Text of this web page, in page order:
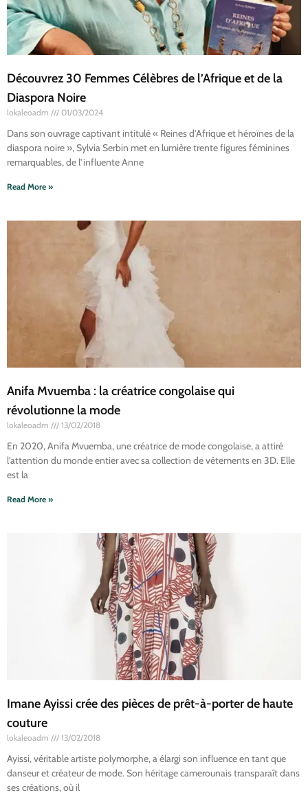
Découvrez 30 Femmes Célèbres de l’Afrique et de la
Diaspora Noire
lokaleoadm 01/03/2024
Dans son ouvrage captivant intitulé « Reines d’Afrique et héroïnes de la
diaspora noire », Sylvia Serbin met en lumière trente figures féminines
remarquables, de l’influente Anne
Read More »
Anifa Mvuemba : la créatrice congolaise qui
révolutionne la mode
lokaleoadm 13/02/2018
En 2020, Anifa Mvuemba, une créatrice de mode congolaise, a attiré
l’attention du monde entier avec sa collection de vêtements en 3D. Elle
est la
Read More »
Imane Ayissi crée des pièces de prêt-à-porter de haute
couture
lokaleoadm 13/02/2018
Ayissi, véritable artiste polymorphe, a élargi son influence en tant que
danseur et créateur de mode. Son héritage camerounais transparaît dans
ses créations, où il